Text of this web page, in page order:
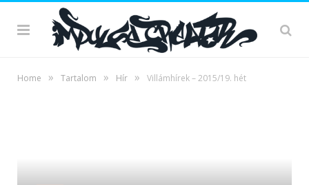
Home » Tartalom » Hír » Villámhírek – 2015/19. hét